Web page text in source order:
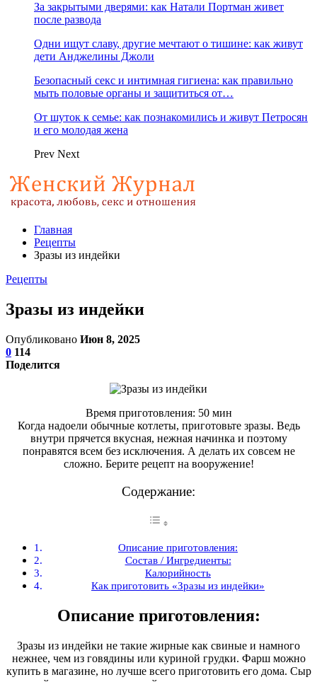
За закрытыми дверями: как Натали Портман живет
после развода
Одни ищут славу, другие мечтают о тишине: как живут
дети Анджелины Джоли
Безопасный секс и интимная гигиена: как правильно
мыть половые органы и защититься от…
От шуток к семье: как познакомились и живут Петросян
и его молодая жена
Prev Next
Главная
Рецепты
Зразы из индейки
Рецепты
Зразы из индейки
Опубликовано Июн 8, 2025
0 114
Поделится
Время приготовления: 50 мин
Когда надоели обычные котлеты, приготовьте зразы. Ведь
внутри прячется вкусная, нежная начинка и поэтому
понравятся всем без исключения. А делать их совсем не
сложно. Берите рецепт на вооружение!
Содержание:
Описание приготовления:
Состав / Ингредиенты:
Калорийность
Как приготовить «Зразы из индейки»
Описание приготовления:
Зразы из индейки не такие жирные как свиные и намного
нежнее, чем из говядины или куриной грудки. Фарш можно
купить в магазине, но лучше всего приготовить его дома. Сыр